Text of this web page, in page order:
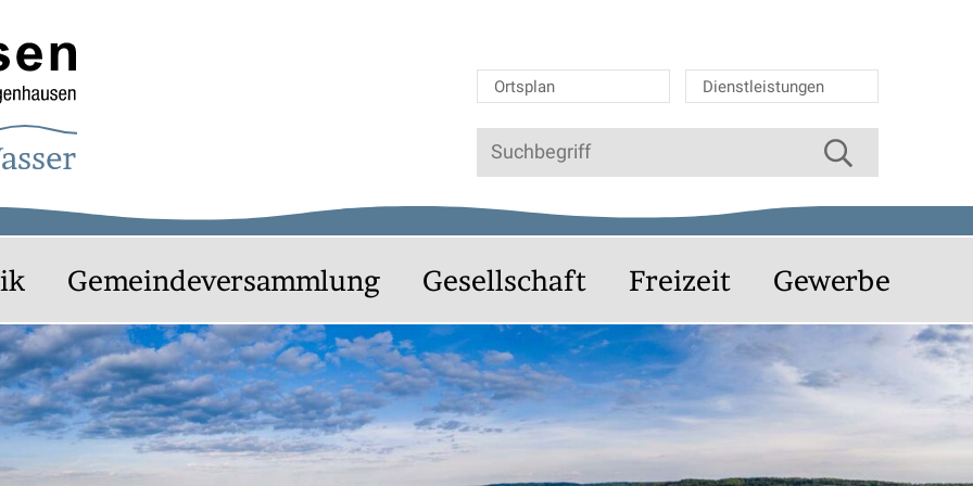
Ortsplan Dienstleistungen
Suchbegriff Suche starten
Gemeindeversammlung Gesellschaft Freizeit Gewerbe